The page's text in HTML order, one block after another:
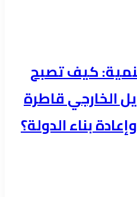
كيف تصبح
الخارجي قاطرة
بناء الدولة؟